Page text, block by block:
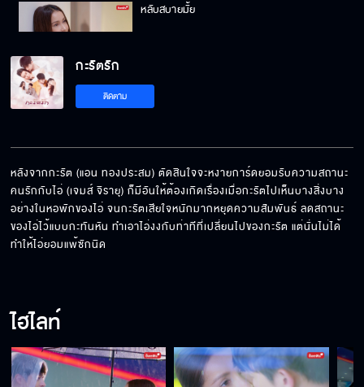
หลับสบายมั้ย
ใครจะเป็นคนหยิบ
ก็อย่าปล่อยให้คลาดสายตาสิ
โตๆ กันแล้ว ขี้เกียจแอ๊บ
กะรัตรัก
ติดตาม
หลังจากกะรัต (แอน ทองประสม) ตัดสินใจจะหงายการ์ดยอมรับความสถานะ
คนรักกับไอ่ (เจมส์ จิรายุ) ก็มีอันให้ต้องเกิดเรื่องเมื่อกะรัตไปเห็นบางสิ่งบาง
อย่างในหอพักของไอ่ จนกะรัตเสียใจหนักมากหยุดความสัมพันธ์ ลดสถานะ
ของไอ่ไว้แบบกะทันหัน ทำเอาไอ่งงกับท่าทีที่เปลี่ยนไปของกะรัต แต่นั่นไม่ได้
ทำให้ไอ่ยอมแพ้ซักนิด
ไฮไลท์